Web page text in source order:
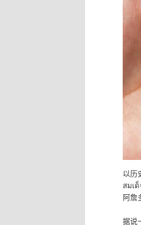
以历
สมเ
阿詹
据说